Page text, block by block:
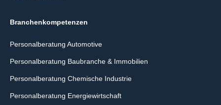
Branchenkompetenzen
Personalberatung Automotive
Personalberatung Baubranche & Immobilien
Personalberatung Chemische Industrie
Personalberatung Energiewirtschaft